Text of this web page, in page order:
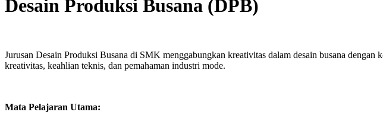
Desain Produksi Busana (DPB)
Jurusan Desain Produksi Busana di SMK menggabungkan kreativitas dalam desain busana
kreativitas, keahlian teknis, dan pemahaman industri mode.
Mata Pelajaran Utama: